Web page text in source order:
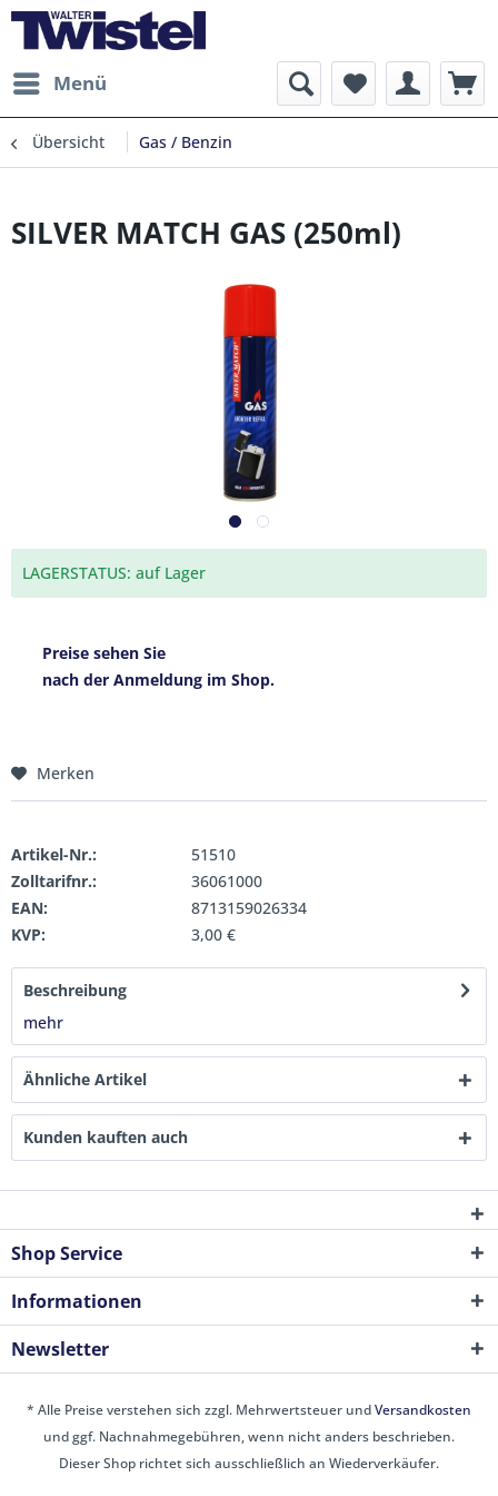
Menü
Übersicht Gas / Benzin
SILVER MATCH GAS (250ml)
LAGERSTATUS: auf Lager
Preise sehen Sie
nach der Anmeldung im Shop.
Merken
Artikel-Nr.:
51510
Zolltarifnr.:
36061000
EAN:
8713159026334
KVP:
3,00 €
Beschreibung
mehr
Ähnliche Artikel
Kunden kauften auch
Shop Service
Informationen
Newsletter
* Alle Preise verstehen sich zzgl. Mehrwertsteuer undVersandkosten
und ggf. Nachnahmegebühren, wenn nicht anders beschrieben.
Dieser Shop richtet sich ausschließlich an Wiederverkäufer.